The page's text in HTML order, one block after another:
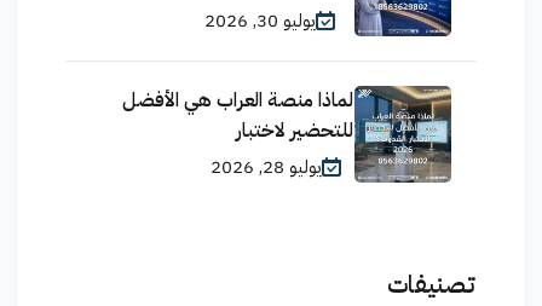
يوليو 30, 2026
لماذا منصة العراب هي الأفضل
للتحضير لاختبار
يوليو 28, 2026
تصنيفات